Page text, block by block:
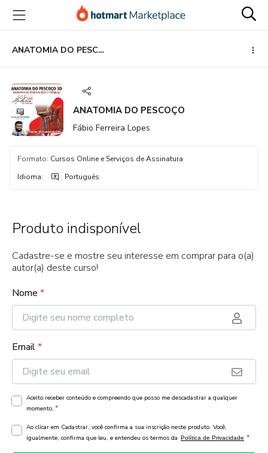
para
conteúdo
principal
para
pagamento
para
rodapé
ANATOMIA DO PESCOÇO
ANATOMIA DO PESCOÇO
Fábio Ferreira Lopes
Formato: Cursos Online e Serviços de Assinatura
Idioma: Português
Produto indisponível
Cadastre-se e mostre seu interesse em comprar para o(a)
autor(a) deste curso!
Nome *
Email*
Aceito receber conteúdo e compreendo que posso me descadastrar a qualquer
momento. *
Ao clicar em Cadastrar, você confirma a sua inscrição neste produto. Você,
igualmente, confirma que leu, e entendeu os termos da Política de Privacidade *